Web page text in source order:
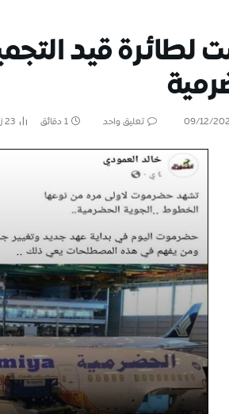
لطائرة قيد
09/12/ تعليق واحد 1 دقائق 23